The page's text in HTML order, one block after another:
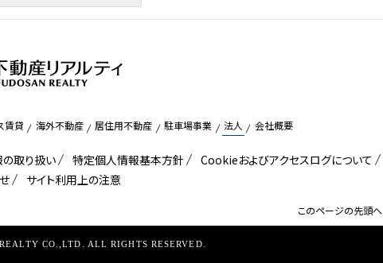
このページの先頭へ
賃貸 海外不動産 居住用不動産 駐車場事業 法人 会社概要
取り扱い 特定個人情報基本方針
Cookieおよびアクセスログについて
サイト利用上の注意
CO.,LTD. ALL RIGHTS RESERVED.